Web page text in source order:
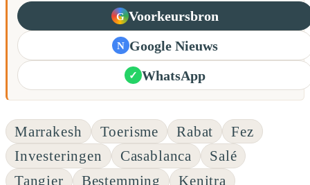
G Voorkeursbron
N Google Nieuws
✓ WhatsApp
Marrakesh Toerisme Rabat
Fez
Investeringen
Casablanca
Salé
Tangier
Bestemming
Kenitra